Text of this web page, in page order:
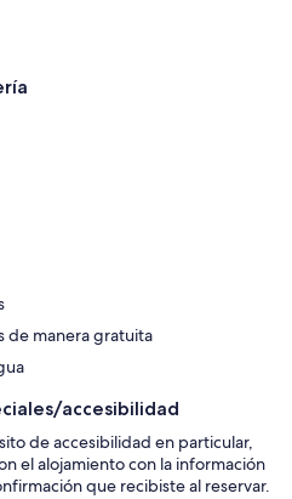
de manera gratuita
accesibilidad
de accesibilidad en particular,
el alojamiento con la información
que recibiste al reservar.